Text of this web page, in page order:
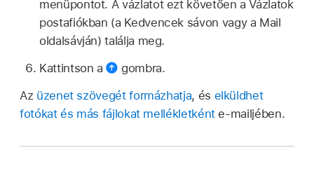
menüpontot. A vázlatot ezt követően a Vázlatok
postafiókban (a Kedvencek sávon vagy a Mail
oldalsávján) találja meg.
Kattintson a
gombra.
Az üzenet szövegét formázhatja, és elküldhet
fotókat és más fájlokat mellékletkénte‑mailjében.